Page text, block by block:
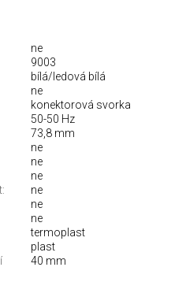
ne
9003
bílá/ledová bílá
ne
konektorová svorka
50-50 Hz
73,8 mm
ne
ne
ne
ne
ne
ne
termoplast
plast
40 mm